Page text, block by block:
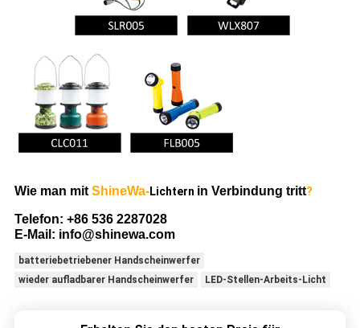
Wie man mit ShineWa-Lichtern in Verbindung tritt?
Telefon: +86 536 2287028
E-Mail: info@shinewa.com
batteriebetriebener Handscheinwerfer
wieder aufladbarer Handscheinwerfer
LED-Stellen-Arbeits-Licht